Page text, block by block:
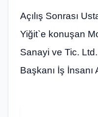
Açılış Sonrası
Yiğit`e konuşan
Sanayi ve Tic.
Başkanı İş İnsanı